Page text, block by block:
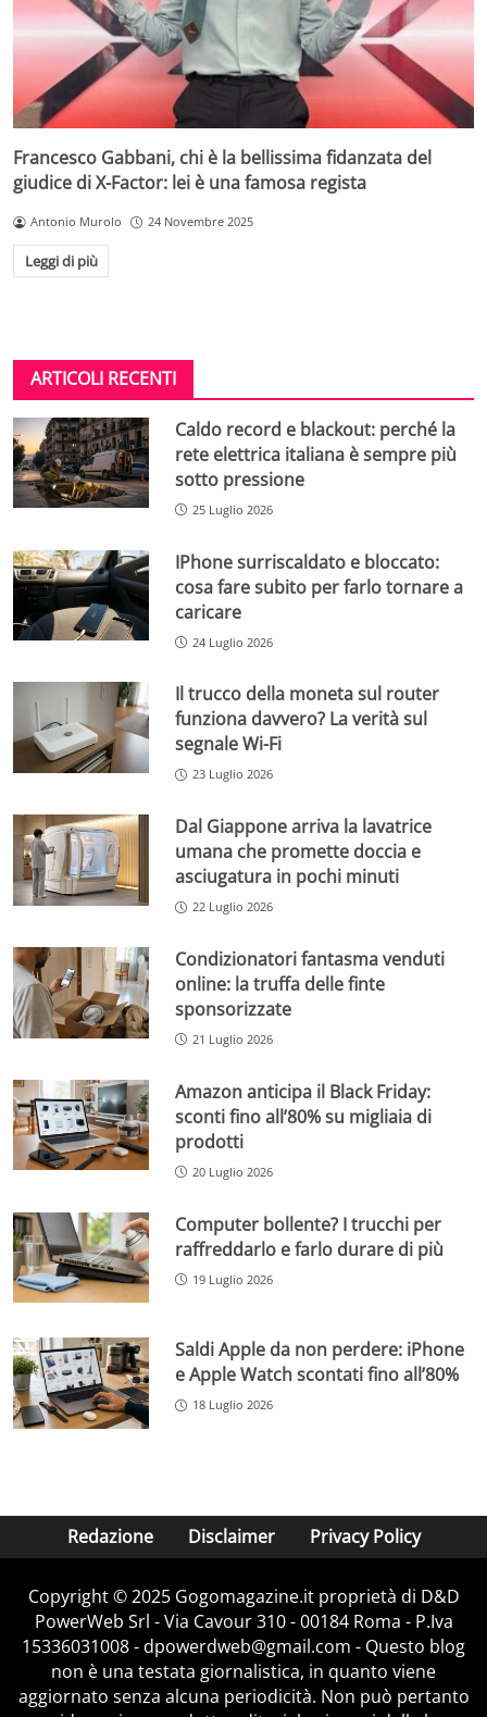
Francesco Gabbani, chi è la bellissima fidanzata del
giudice di X-Factor: lei è una famosa regista
Antonio Murolo 24 Novembre 2025
Leggi di più
ARTICOLI RECENTI
Caldo record e blackout: perché la
rete elettrica italiana è sempre più
sotto pressione
25 Luglio 2026
IPhone surriscaldato e bloccato:
cosa fare subito per farlo tornare a
caricare
24 Luglio 2026
Il trucco della moneta sul router
funziona davvero? La verità sul
segnale Wi-Fi
23 Luglio 2026
Dal Giappone arriva la lavatrice
umana che promette doccia e
asciugatura in pochi minuti
22 Luglio 2026
Condizionatori fantasma venduti
online: la truffa delle finte
sponsorizzate
21 Luglio 2026
Amazon anticipa il Black Friday:
sconti fino all’80% su migliaia di
prodotti
20 Luglio 2026
Computer bollente? I trucchi per
raffreddarlo e farlo durare di più
19 Luglio 2026
Saldi Apple da non perdere: iPhone
e Apple Watch scontati fino all’80%
18 Luglio 2026
Redazione Disclaimer Privacy Policy
Copyright © 2025 Gogomagazine.it proprietà di D&D
PowerWeb Srl - Via Cavour 310 - 00184 Roma - P.Iva
15336031008 - dpowerdweb@gmail.com - Questo blog
non è una testata giornalistica, in quanto viene
aggiornato senza alcuna periodicità. Non può pertanto